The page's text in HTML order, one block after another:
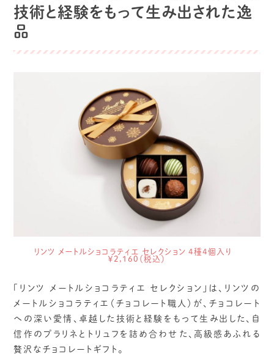
技術と経験をもって生み出された逸
品
リンツ メートルショコラティエ セレクション 4種4個入り
￥2,160（税込）
「リンツ メートルショコラティエ セレクション」は、リンツの
メートルショコラティエ（チョコレート職人）が、チョコレート
への深い愛情、卓越した技術と経験をもって生み出した、自
信作のプラリネとトリュフを詰め合わせた、高級感あふれる
贅沢なチョコレートギフト。